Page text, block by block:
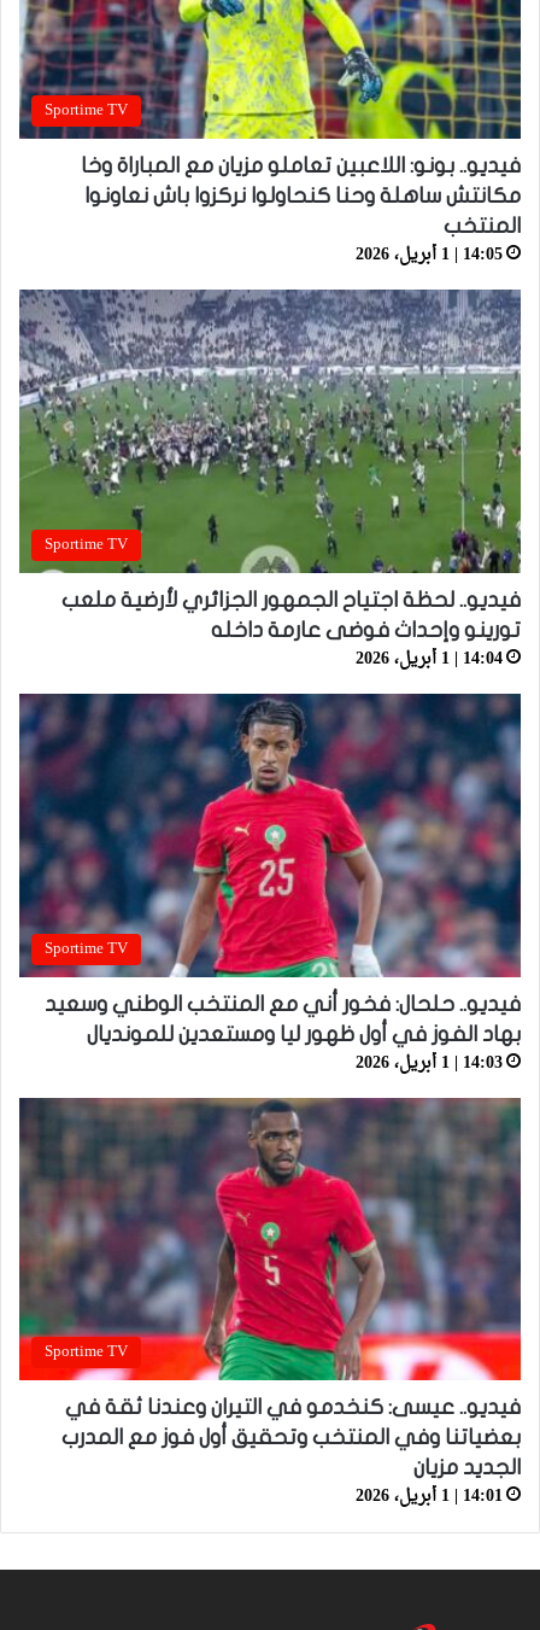
Sportime TV
فيديو.. بونو: اللاعبين تعاملو مزيان مع المباراة وخا
مكانتش ساهلة وحنا كنحاولوا نركزوا باش نعاونوا
المنتخب
14:05 | 1 أبريل، 2026
Sportime TV
فيديو.. لحظة اجتياح الجمهور الجزائري لأرضية ملعب
تورينو وإحداث فوضى عارمة داخله
14:04 | 1 أبريل، 2026
Sportime TV
فيديو.. حلحال: فخور أني مع المنتخب الوطني وسعيد
بهاد الفوز في أول ظهور ليا ومستعدين للمونديال
14:03 | 1 أبريل، 2026
Sportime TV
فيديو.. عيسى: كنخدمو في التيران وعندنا ثقة في
بعضياتنا وفي المنتخب وتحقيق أول فوز مع المدرب
الجديد مزيان
14:01 | 1 أبريل، 2026